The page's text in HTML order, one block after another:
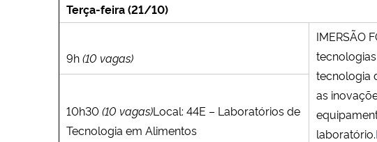
Terça-feira (21/10)
9h(10 vagas)
IMERSÃO
tecnologia
as
laboratório.
10h30(10 vagas)Local: 44E – Laboratórios de
Tecnologia em Alimentos